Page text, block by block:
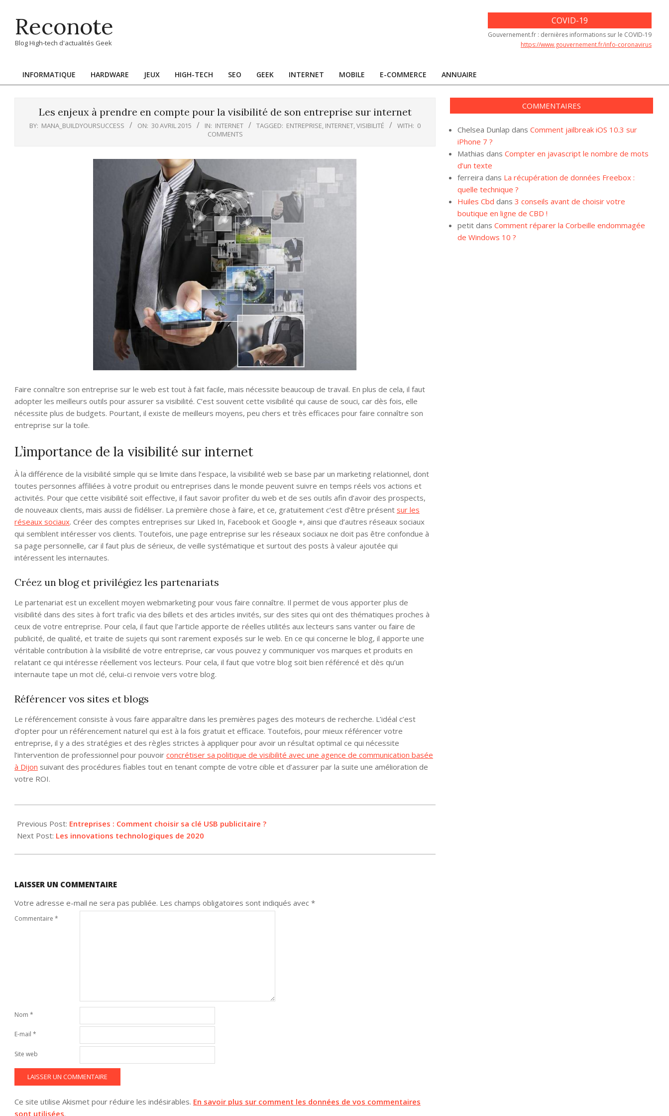
contentReconote
Blog High-tech d'actualités Geek
COVID-19
Gouvernement.fr : dernières informations sur le COVID-19
https://www.gouvernement.fr/info-coronavirus
Primary
INFORMATIQUE HARDWARE JEUX HIGH-TECH SEO GEEK INTERNET MOBILE E-COMMERCE ANNUAIRE
Les enjeux à prendre en compte pour la visibilité de son entreprise sur internet
BY: MANA_BUILDYOURSUCCESS ON: 30 AVRIL 2015 IN: INTERNET TAGGED: ENTREPRISE, INTERNET,VISIBILITÉ WITH: 0
COMMENTS
Faire connaître son entreprise sur le web est tout à fait facile, mais nécessite beaucoup de travail. En plus de cela, il faut
adopter les meilleurs outils pour assurer sa visibilité. C’est souvent cette visibilité qui cause de souci, car dès fois, elle
nécessite plus de budgets. Pourtant, il existe de meilleurs moyens, peu chers et très efficaces pour faire connaître son
entreprise sur la toile.
L’importance de la visibilité sur internet
À la différence de la visibilité simple qui se limite dans l’espace, la visibilité web se base par un marketing relationnel, dont
toutes personnes affiliées à votre produit ou entreprises dans le monde peuvent suivre en temps réels vos actions et
activités. Pour que cette visibilité soit effective, il faut savoir profiter du web et de ses outils afin d’avoir des prospects,
de nouveaux clients, mais aussi de fidéliser. La première chose à faire, et ce, gratuitement c’est d’être présent sur les
réseaux sociaux. Créer des comptes entreprises sur Liked In, Facebook et Google +, ainsi que d’autres réseaux sociaux
qui semblent intéresser vos clients. Toutefois, une page entreprise sur les réseaux sociaux ne doit pas être confondue à
sa page personnelle, car il faut plus de sérieux, de veille systématique et surtout des posts à valeur ajoutée qui
intéressent les internautes.
Créez un blog et privilégiez les partenariats
Le partenariat est un excellent moyen webmarketing pour vous faire connaître. Il permet de vous apporter plus de
visibilité dans des sites à fort trafic via des billets et des articles invités, sur des sites qui ont des thématiques proches à
ceux de votre entreprise. Pour cela, il faut que l’article apporte de réelles utilités aux lecteurs sans vanter ou faire de
publicité, de qualité, et traite de sujets qui sont rarement exposés sur le web. En ce qui concerne le blog, il apporte une
véritable contribution à la visibilité de votre entreprise, car vous pouvez y communiquer vos marques et produits en
relatant ce qui intéresse réellement vos lecteurs. Pour cela, il faut que votre blog soit bien référencé et dès qu’un
internaute tape un mot clé, celui-ci renvoie vers votre blog.
Référencer vos sites et blogs
Le référencement consiste à vous faire apparaître dans les premières pages des moteurs de recherche. L’idéal c’est
d’opter pour un référencement naturel qui est à la fois gratuit et efficace. Toutefois, pour mieux référencer votre
entreprise, il y a des stratégies et des règles strictes à appliquer pour avoir un résultat optimal ce qui nécessite
l’intervention de professionnel pour pouvoir concrétiser sa politique de visibilité avec une agence de communication basée
à Dijon suivant des procédures fiables tout en tenant compte de votre cible et d’assurer par la suite une amélioration de
votre ROI.
04-
30
Previous Post: Entreprises : Comment choisir sa clé USB publicitaire ?
Next Post: Les innovations technologiques de 2020
LAISSER UN COMMENTAIRE
Votre adresse e-mail ne sera pas publiée. Les champs obligatoires sont indiqués avec *
Commentaire *
Nom *
E-mail *
Site web
Ce site utilise Akismet pour réduire les indésirables. En savoir plus sur comment les données de vos commentaires
sont utilisées.
COMMENTAIRES
Chelsea Dunlap dans Comment jailbreak iOS 10.3 sur
iPhone 7 ?
Mathias dans Compter en javascript le nombre de mots
d’un texte
ferreira dans La récupération de données Freebox :
quelle technique ?
Huiles Cbd dans 3 conseils avant de choisir votre
boutique en ligne de CBD !
petit dans Comment réparer la Corbeille endommagée
de Windows 10 ?